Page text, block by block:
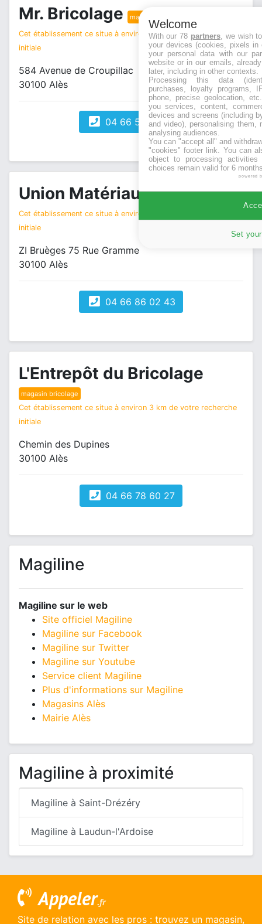
Mr. Bricolage magasin bricolage
Cet établissement ce situe à environ 2 km de votre recherche
initiale
584 Avenue de Croupillac
30100 Alès
04 66 54 24 90
Union Matériaux
Cet établissement ce situe à environ 2 km de votre recherche
initiale
ZI Bruèges 75 Rue Gramme
30100 Alès
04 66 86 02 43
L'Entrepôt du Bricolage
magasin bricolage
Cet établissement ce situe à environ 3 km de votre recherche
initiale
Chemin des Dupines
30100 Alès
04 66 78 60 27
Magiline
Magiline sur le web
Site officiel Magiline
Magiline sur Facebook
Magiline sur Twitter
Magiline sur Youtube
Service client Magiline
Plus d'informations sur Magiline
Magasins Alès
Mairie Alès
Magiline à proximité
Magiline à Saint-Drézéry
Magiline à Laudun-l'Ardoise
Appeler.fr
Site de relation avec les pros : trouvez un magasin,
Welcome
With our 78 partners, we wish
your devices (cookies, pixels
your personal data with our
website or in our emails,
later, including in other contexts.
Processing this data
purchases, loyalty programs,
phone, precise geolocation,
you services, content,
devices and screens (including
and video), personalising them,
analysing audiences.
You can "accept all" and
"cookies" footer link . You can
object to processing
choices remain valid for 6
powered
Set